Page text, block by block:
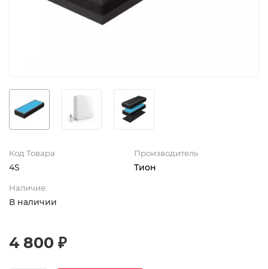
Код Товара
4S
Производитель
Тион
Наличие:
В наличии
4 800 ₽